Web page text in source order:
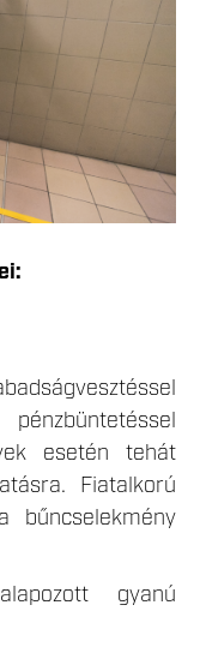
esetén tehát
Fiatalkorú
bűncselekmény
gyanú